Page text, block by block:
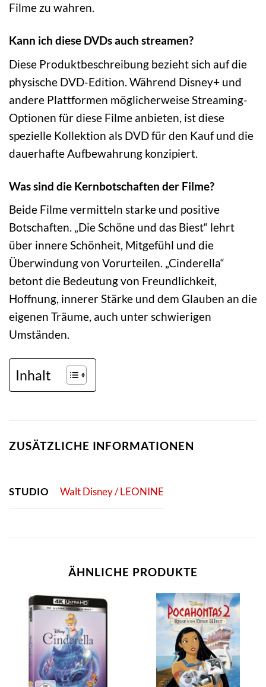
Filme zu wahren.
Kann ich diese DVDs auch streamen?
Diese Produktbeschreibung bezieht sich auf die
physische DVD-Edition. Während Disney+ und
andere Plattformen möglicherweise Streaming-
Optionen für diese Filme anbieten, ist diese
spezielle Kollektion als DVD für den Kauf und die
dauerhafte Aufbewahrung konzipiert.
Was sind die Kernbotschaften der Filme?
Beide Filme vermitteln starke und positive
Botschaften. „Die Schöne und das Biest“ lehrt
über innere Schönheit, Mitgefühl und die
Überwindung von Vorurteilen. „Cinderella“
betont die Bedeutung von Freundlichkeit,
Hoffnung, innerer Stärke und dem Glauben an die
eigenen Träume, auch unter schwierigen
Umständen.
Inhalt
ZUSÄTZLICHE INFORMATIONEN
STUDIO Walt Disney / LEONINE
ÄHNLICHE PRODUKTE